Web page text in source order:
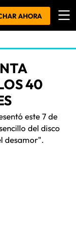
AHORA
40
este 7 de
del disco
desamor".